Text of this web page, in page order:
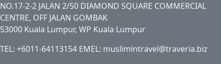
NO.17-2-2 JALAN 2/50 DIAMOND SQUARE COMMERCIAL
CENTRE, OFF JALAN GOMBAK
53000 Kuala Lumpur, WP Kuala Lumpur
TEL: +6011-64113154 EMEL: muslimintravel@traveria.biz